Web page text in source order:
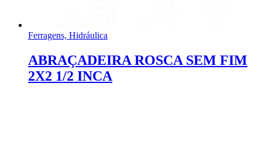
Ferragens, Hidráulica
ABRAÇADEIRA ROSCA SEM FIM
2X2 1/2 INCA